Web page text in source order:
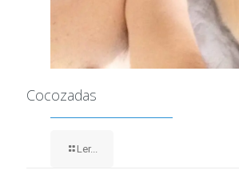
Cocozadas
Ler...